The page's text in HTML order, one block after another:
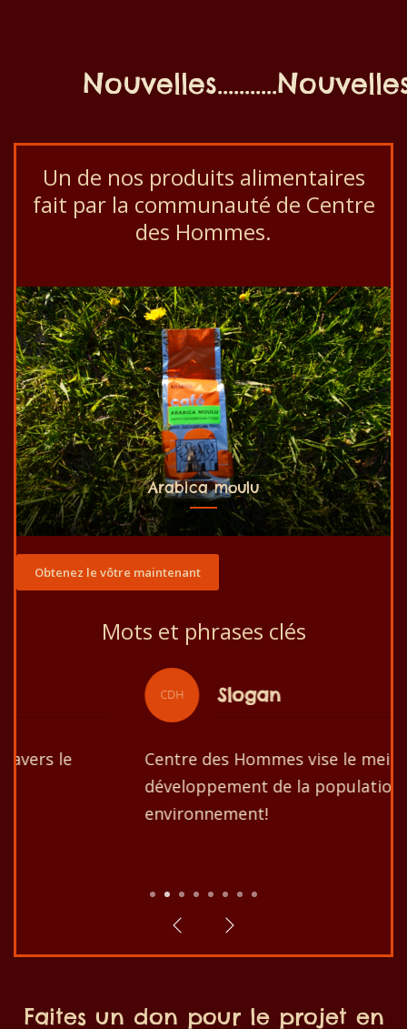
Un de nos produits alimentaires
fait par la communauté de Centre
des Hommes.
Arabica moulu
Obtenez le vôtre maintenant
Mots et phrases clés
Slogan
Centre des Hommes vise le meilleur
développement de la population et de son
environnement!
1 2 3 4 5 6 7
Faites un don pour le projet en